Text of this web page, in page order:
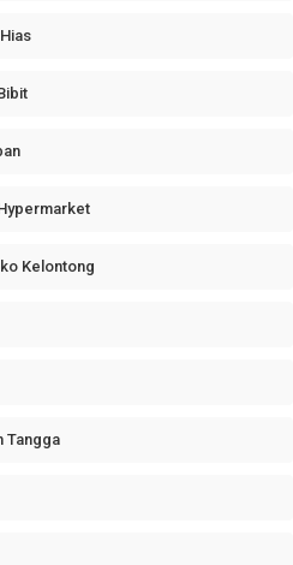
Kelontong
Tangga